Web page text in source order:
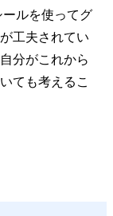
ルを使ってグ
工夫されてい
分がこれから
ても考えるこ